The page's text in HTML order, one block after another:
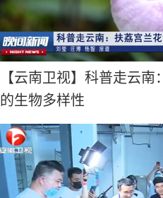
【云南卫视】科普走云南
的生物多样性